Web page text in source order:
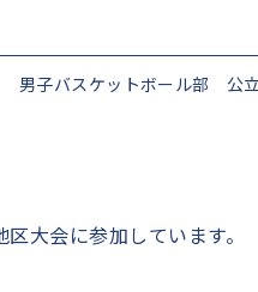
男子バスケットボール部 公
大会に参加しています。